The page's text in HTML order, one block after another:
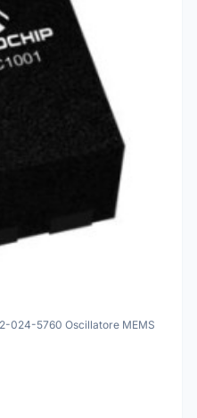
024-5760 Oscillatore MEMS